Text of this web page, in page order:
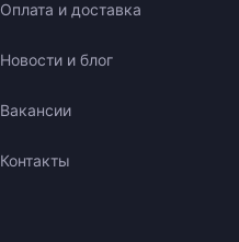
Оплата и доставка
Новости и блог
Вакансии
Контакты